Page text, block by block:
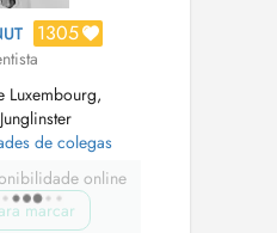
1305
Luxembourg,
de colegas
online
marcar